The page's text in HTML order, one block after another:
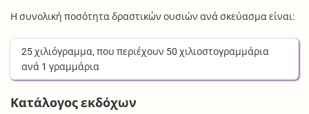
Η συνολική ποσότητα δραστικών ουσιών ανά σκεύασμα είναι:
25χιλιόγραμμα, που περιέχουν 50 χιλιοστογραμμάρια
ανά 1 γραμμάρια
Κατάλογος εκδόχων